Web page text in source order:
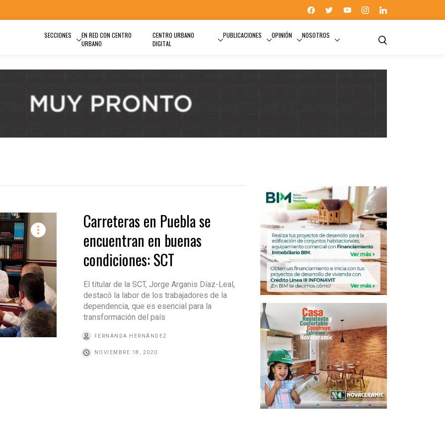
SECCIONES
EN RED CON CENTRO
URBANO
CENTRO URBANO
DIGITAL
PUBLICACIONES OPINIÓN NOSOTROS
Carreteras en Puebla se
encuentran en buenas
condiciones: SCT
El titular de la SCT, Jorge Arganis Díaz-Leal,
destacó la labor de los trabajadores de la
dependencia, que es esencial para la
transformación del país
FERNANDA HERNÁNDEZ
NOVIEMBRE 18, 2020
PUEBLA